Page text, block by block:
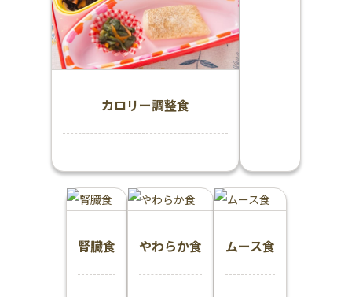
カロリー調整食
腎臓食 やわらか食 ムース食